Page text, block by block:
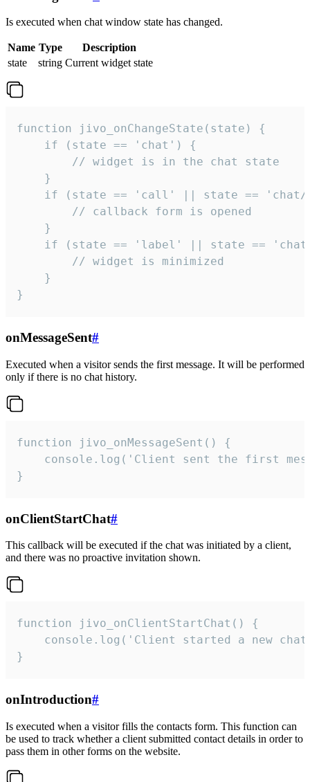
Is executed when chat window state has changed.
Name Type
Description
state
string Current widget state
function jivo_onChangeState(state) {
    if (state == 'chat') {
        // widget is in the chat state
    }
if (state == 'call' || state ==
        // callback form is opened
    }
if (state == 'label' || state ==
        // widget is minimized
    }
}
onMessageSent#
Executed when a visitor sends the first message. It will be performed
only if there is no chat history.
function jivo_onMessageSent() {
console.log('Client sent the first
}
onClientStartChat#
This callback will be executed if the chat was initiated by a client,
and there was no proactive invitation shown.
function jivo_onClientStartChat() {
console.log('Client started a new
}
onIntroduction#
Is executed when a visitor fills the contacts form. This function can
be used to track whether a client submitted contact details in order to
pass them in other forms on the website.